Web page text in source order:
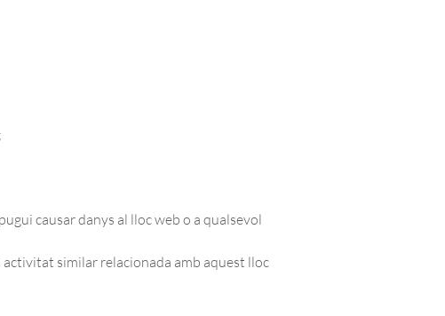
causar danys al lloc web o a qualsevol
similar relacionada amb aquest lloc